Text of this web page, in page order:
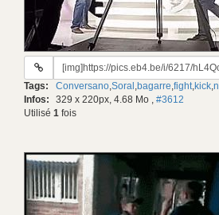
URL
gif:
Tags: Conversano,Soral ,bagarre,fight,kick,
Infos: 329 x 220px, 4.68 Mo , #3612
Utilisé 1 fois